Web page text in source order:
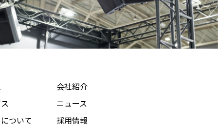
ついて
会社紹介
ニュース
採用情報